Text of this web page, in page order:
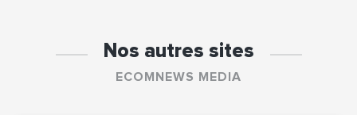
Nos autres sites
ECOMNEWS MEDIA